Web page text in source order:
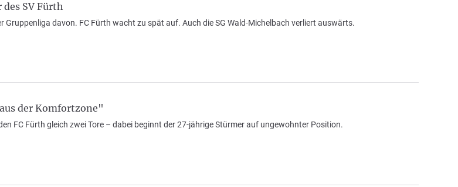
SV Fürth
Gruppenliga davon. FC Fürth wacht zu spät auf. Auch die SG Wald-Michelbach verliert auswärts.
der Komfortzone"
FC Fürth gleich zwei Tore – dabei beginnt der 27-jährige Stürmer auf ungewohnter Position.